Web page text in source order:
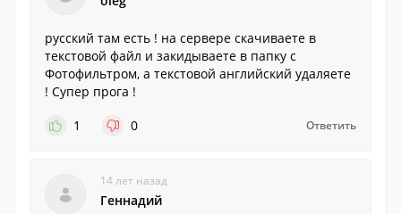
русский там есть ! на сервере скачиваете в
текстовой файл и закидываете в папку с
Фотофильтром, а текстовой английский удаляете
! Супер прога !
1
0 Ответить
14 лет назад
Геннадий